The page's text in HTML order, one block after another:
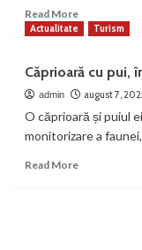
fie
libertate
Read MoreRead
more
Vulcanului,
reamenajat
Actualitate Turism
Căprioară cu pui,
admin august 7,
O căprioară și puiul
monitorizare a
Read MoreRead